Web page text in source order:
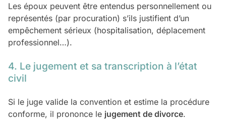
Les époux peuvent être entendus personnellement ou
représentés (par procuration) s’ils justifient d’un
empêchement sérieux (hospitalisation, déplacement
professionnel…).
4. Le jugement et sa transcription à l’état
civil
Si le juge valide la convention et estime la procédure
conforme, il prononce le jugement de divorce.